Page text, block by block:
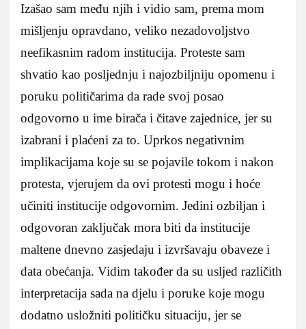
Izašao sam među njih i vidio sam, prema mom
mišljenju opravdano, veliko nezadovoljstvo
neefikasnim radom institucija. Proteste sam
shvatio kao posljednju i najozbiljniju opomenu i
poruku političarima da rade svoj posao
odgovorno u ime birača i čitave zajednice, jer su
izabrani i plaćeni za to. Uprkos negativnim
implikacijama koje su se pojavile tokom i nakon
protesta, vjerujem da ovi protesti mogu i hoće
učiniti institucije odgovornim. Jedini ozbiljan i
odgovoran zaključak mora biti da institucije
maltene dnevno zasjedaju i izvršavaju obaveze i
data obećanja. Vidim također da su usljed različith
interpretacija sada na djelu i poruke koje mogu
dodatno usložniti političku situaciju, jer se